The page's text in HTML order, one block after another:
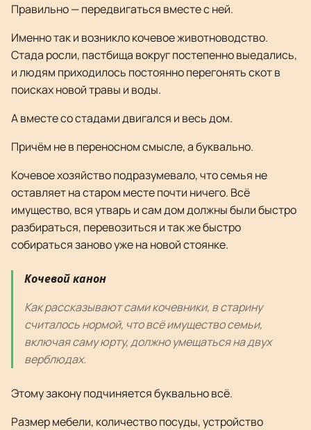
Правильно — передвигаться вместе с ней.
Именно так и возникло кочевое животноводство.
Стада росли, пастбища вокруг постепенно выедались,
и людям приходилось постоянно перегонять скот в
поисках новой травы и воды.
А вместе со стадами двигался и весь дом.
Причём не в переносном смысле, а буквально.
Кочевое хозяйство подразумевало, что семья не
оставляет на старом месте почти ничего. Всё
имущество, вся утварь и сам дом должны были быстро
разбираться, перевозиться и так же быстро
собираться заново уже на новой стоянке.
Кочевой канон
Как рассказывают сами кочевники, в старину
считалось нормой, что всё имущество семьи,
включая саму юрту, должно умещаться на двух
верблюдах.
Этому закону подчиняется буквально всё.
Размер мебели, количество посуды, устройство